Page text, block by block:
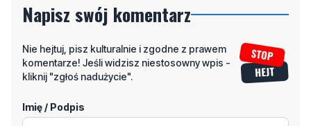
Napisz swój komentarz
Nie hejtuj, pisz kulturalnie i zgodne z prawem
komentarze! Jeśli widzisz niestosowny wpis -
kliknij "zgłoś nadużycie".
Imię / Podpis